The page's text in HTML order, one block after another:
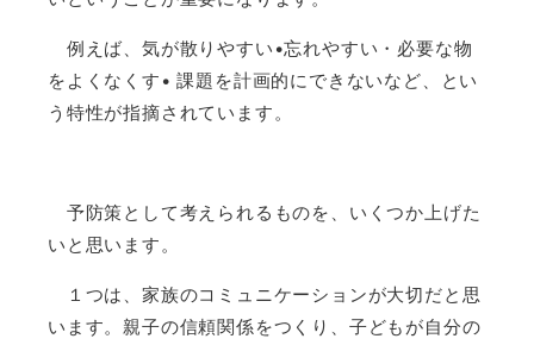
例えば、気が散りやすい•忘れやすい・必要な物
をよくなくす• 課題を計画的にできないなど、とい
う特性が指摘されています。
予防策として考えられるものを、いくつか上げた
いと思います。
１つは、家族のコミュニケーションが大切だと思
います。親子の信頼関係をつくり、子どもが自分の